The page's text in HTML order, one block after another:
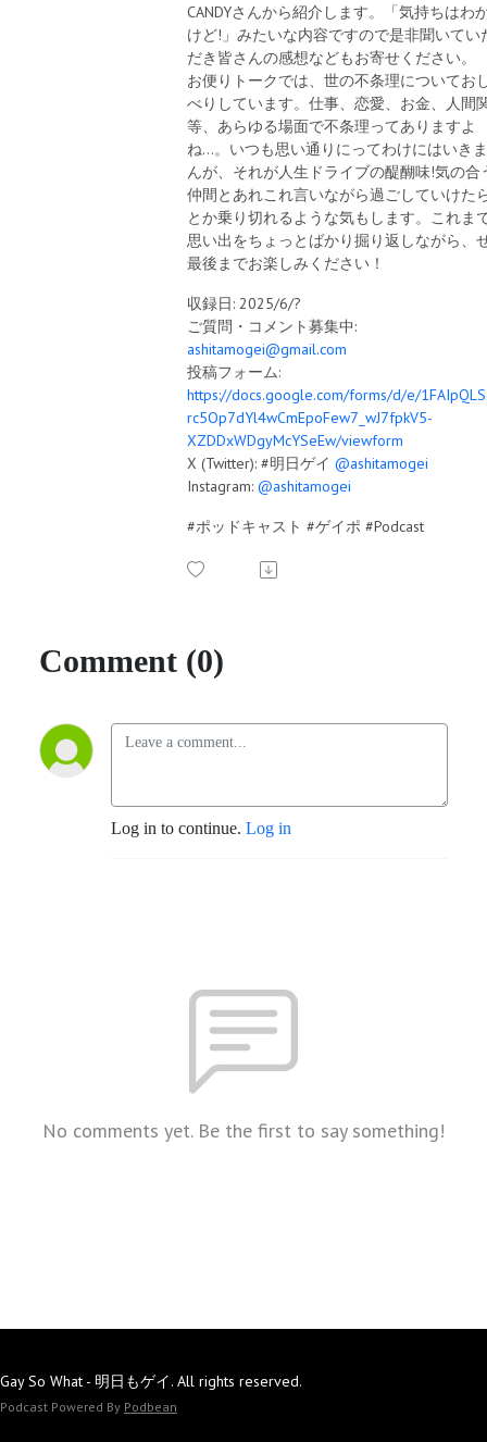
CANDYさんから紹介します。「気持ちはわ
けど!」みたいな内容ですので是非聞いてい
だき皆さんの感想などもお寄せください。
お便りトークでは、世の不条理についてお
べりしています。仕事、恋愛、お金、人間
等、あらゆる場面で不条理ってありますよ
ね...。いつも思い通りにってわけにはいき
んが、それが人生ドライブの醍醐味!気の合
仲間とあれこれ言いながら過ごしていけた
とか乗り切れるような気もします。これま
思い出をちょっとばかり掘り返しながら、
最後までお楽しみください！
収録日: 2025/6/?
ご質問・コメント募集中:
ashitamogei@gmail.com
投稿フォーム:
https://docs.google.com/forms/d/e/
rc5Op7dYl4wCmEpoFew7_wJ7fpkV5-
XZDDxWDgyMcYSeEw/viewform
X (Twitter): #明日ゲイ @ashitamogei
Instagram: @ashitamogei
#ポッドキャスト #ゲイポ #Podcast
Comment (0)
Log in to continue. Log in
No comments yet. Be the first to say something!
Gay So What - 明日もゲイ. All rights reserved.
Podcast Powered By Podbean